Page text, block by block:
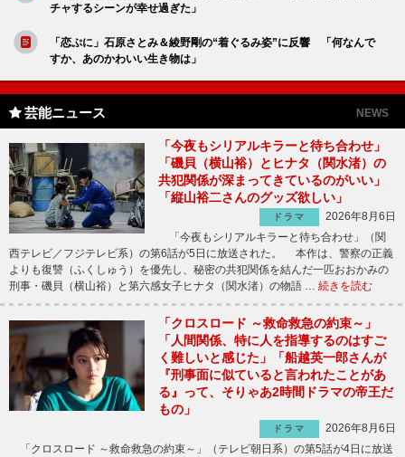
チャするシーンが幸せ過ぎた」
「恋ぷに」石原さとみ＆綾野剛の“着ぐるみ姿”に反響 「何なんで
すか、あのかわいい生き物は」
芸能ニュース NEWS
「今夜もシリアルキラーと待ち合わせ」
「磯貝（横山裕）とヒナタ（関水渚）の
共犯関係が深まってきているのがいい」
「縦山裕二さんのグッズ欲しい」
ドラマ
2026年8月6日
「今夜もシリアルキラーと待ち合わせ」（関
西テレビ／フジテレビ系）の第6話が5日に放送された。 本作は、警察の正義
よりも復讐（ふくしゅう）を優先し、秘密の共犯関係を結んだ一匹おおかみの
刑事・磯貝（横山裕）と第六感女子ヒナタ（関水渚）の物語 … 続きを読む
「クロスロード ～救命救急の約束～」
「人間関係、特に人を指導するのはすご
く難しいと感じた」「船越英一郎さんが
『刑事面に似ていると言われたことがあ
る』って、そりゃあ2時間ドラマの帝王だ
もの」
ドラマ
2026年8月6日
「クロスロード ～救命救急の約束～」（テレビ朝日系）の第5話が4日に放送